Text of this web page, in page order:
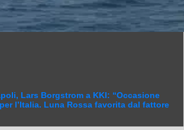
Lars Borgstrom a KKI: “Occasione
l’Italia. Luna Rossa favorita dal fattore